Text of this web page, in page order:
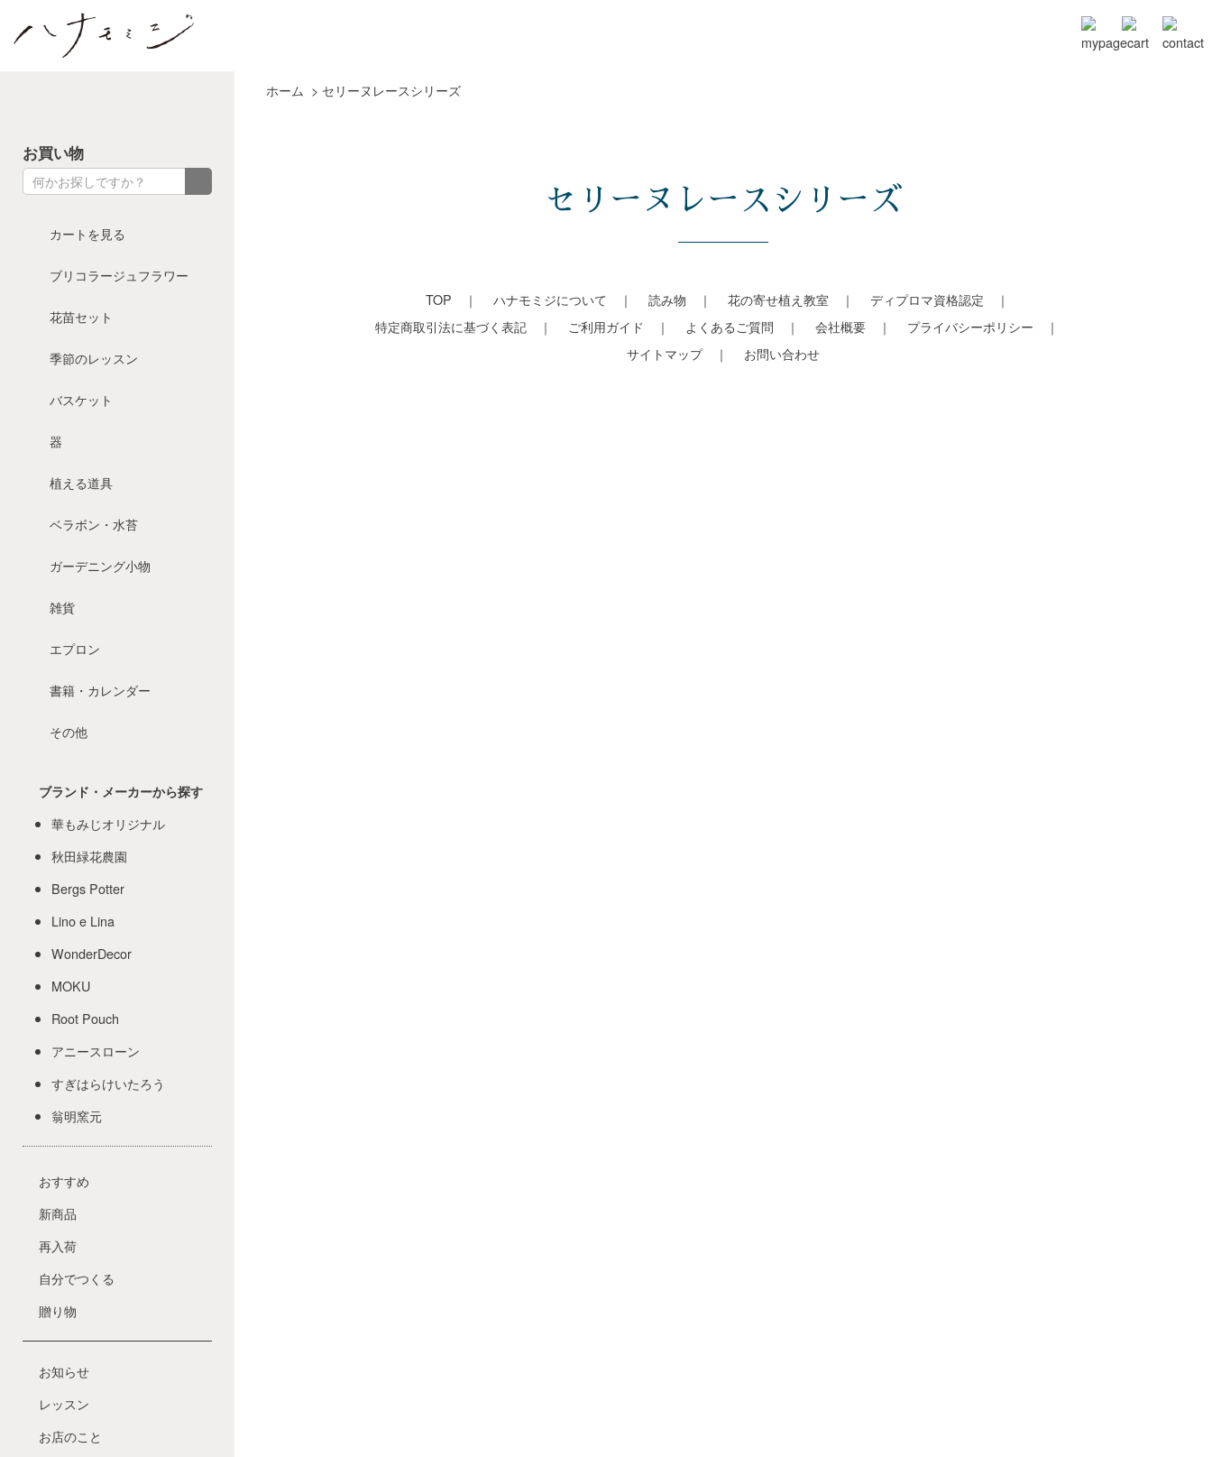
花とカゴと暮らしの道具 ハナモミジ
ホーム > セリーヌレースシリーズ
セリーヌレースシリーズ
TOP ハナモミジについて 読み物 花の寄せ植え教室
ディプロマ資格認定
特定商取引法に基づく表記
ご利用ガイド よくあるご質問 会社概要
プライバシーポリシー
サイトマップ
お問い合わせ
お買い物
カートを見る
ブリコラージュフラワー
花苗セット
季節のレッスン
バスケット
器
植える道具
ベラボン・水苔
ガーデニング小物
雑貨
エプロン
書籍・カレンダー
その他
ブランド・メーカーから探す
華もみじオリジナル
秋田緑花農園
Bergs Potter
Lino e Lina
WonderDecor
MOKU
Root Pouch
アニースローン
すぎはらけいたろう
翁明窯元
おすすめ
新商品
再入荷
自分でつくる
贈り物
お知らせ
レッスン
お店のこと